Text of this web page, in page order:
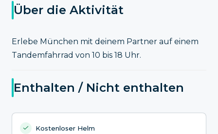
Über die Aktivität
Erlebe München mit deinem Partner auf einem
Tandemfahrrad von 10 bis 18 Uhr.
Enthalten / Nicht enthalten
Kostenloser Helm